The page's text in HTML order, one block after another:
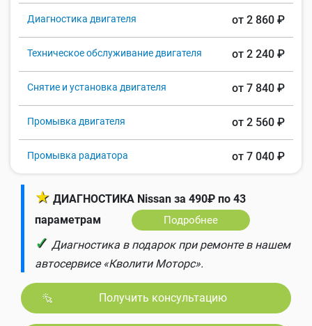
Диагностика двигателя от 2 860 ₽
Техническое обслуживание двигателя от 2 240 ₽
Снятие и установка двигателя от 7 840 ₽
Промывка двигателя от 2 560 ₽
Промывка радиатора от 7 040 ₽
★ ДИАГНОСТИКА Nissan за 490₽ по 43
параметрам
Подробнее
✓ Диагностика в подарок при ремонте в нашем
автосервисе «Кволити Моторс».
Получить консультацию